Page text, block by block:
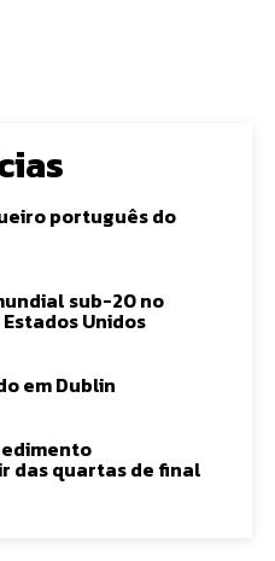
português do
sub-20 no
Unidos
em Dublin
das quartas de final